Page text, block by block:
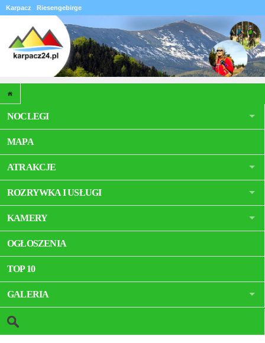
Karpacz Riesengebirge
NOCLEGI
MAPA
ATRAKCJE
ROZRYWKA I USŁUGI
KAMERY
OGŁOSZENIA
TOP 10
GALERIA